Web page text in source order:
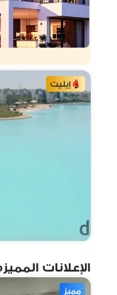
إيليت
الإعلانات
مميز